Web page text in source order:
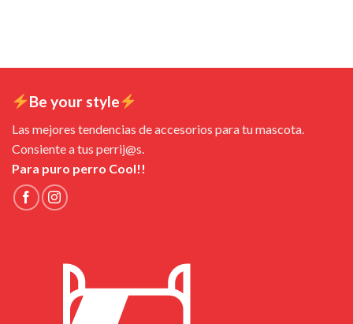
Be your style
Las mejores tendencias de accesorios para tu mascota.
Consiente a tus perrij@s.
Para puro perro Cool!!